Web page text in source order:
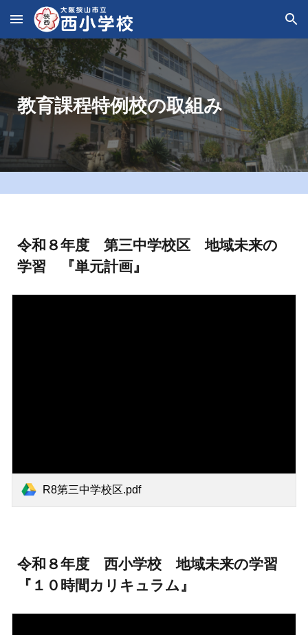
Skip to main content Skip to navigation
教育課程特例校の取組み
令和８年度 第三中学校区 地域未来の
学習 『単元計画』
R8第三中学校区.pdf
令和８年度西小学校 地域未来の学習
『１０時間カリキュラム』